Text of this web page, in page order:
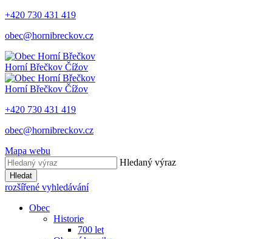
+420 730 431 419
obec@hornibreckov.cz
Horní Břečkov Čížov
Horní Břečkov Čížov
+420 730 431 419
obec@hornibreckov.cz
Mapa webu
Hledaný výraz
Hledat
rozšířené vyhledávání
Obec
Historie
700 let